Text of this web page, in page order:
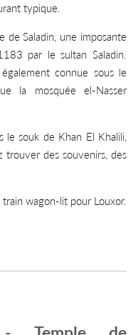
typique.
de Saladin, une imposante
par le sultan Saladin.
connue sous le
la mosquée el-Nasser
le souk de Khan El Khalili,
des souvenirs, des
wagon-lit pour Louxor.